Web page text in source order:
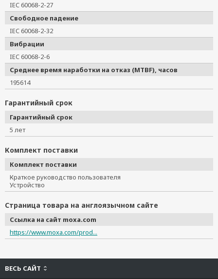
IEC 60068-2-27
Свободное падение
IEC 60068-2-32
Вибрации
IEC 60068-2-6
Среднее время наработки на отказ (MTBF), часов
195614
Гарантийный срок
Гарантийный срок
5 лет
Комплект поставки
Комплект поставки
Краткое руководство пользователя
Устройство
Страница товара на англоязычном сайте
Ссылка на сайт moxa.com
https://www.moxa.com/prod...
ВЕСЬ САЙТ